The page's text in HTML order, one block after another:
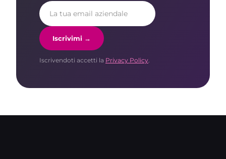
Iscrivimi →
Iscrivendoti accetti la Privacy Policy.